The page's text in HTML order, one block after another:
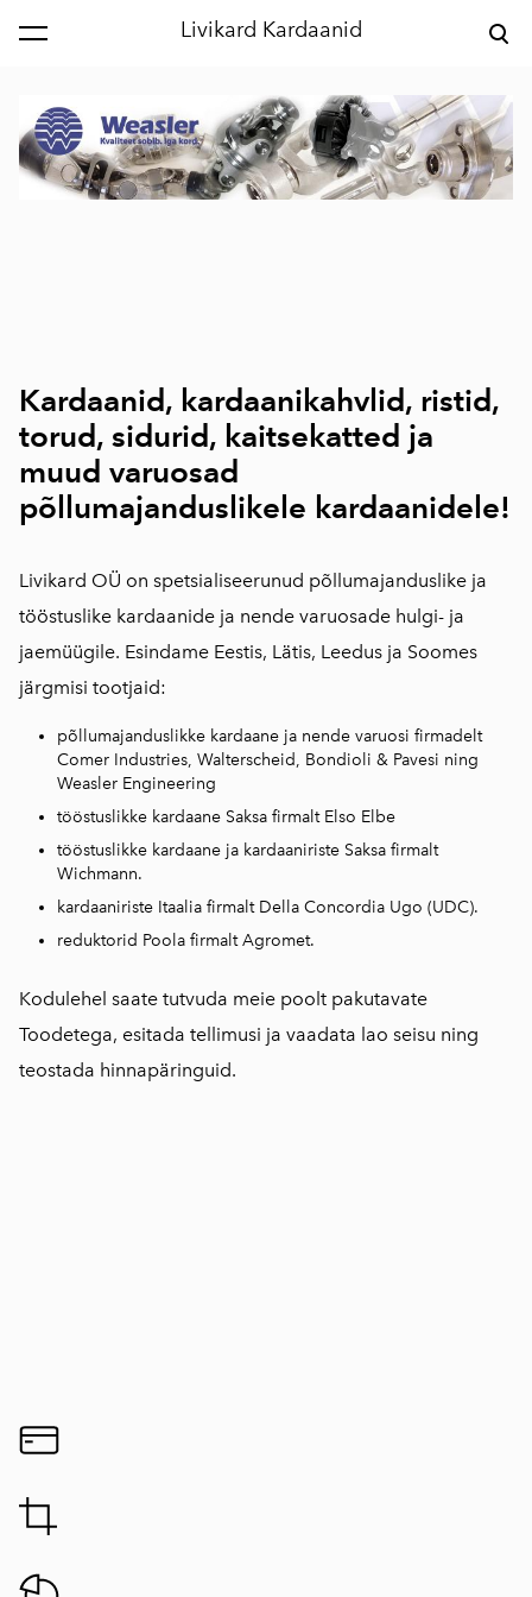
Livikard Kardaanid
lisati ostukorvi. Vaata ostukorvi
Kardaanid, kardaanikahvlid, ristid,
torud, sidurid, kaitsekatted ja
muud varuosad
põllumajanduslikele kardaanidele!
Livikard OÜ on spetsialiseerunud põllumajanduslike ja
tööstuslike kardaanide ja nende varuosade hulgi- ja
jaemüügile. Esindame Eestis, Lätis, Leedus ja Soomes
järgmisi tootjaid:
põllumajanduslikke kardaane ja nende varuosi firmadelt
Comer Industries, Walterscheid, Bondioli & Pavesi ning
Weasler Engineering
tööstuslikke kardaane Saksa firmalt Elso Elbe
tööstuslikke kardaane ja kardaaniriste Saksa firmalt
Wichmann.
kardaaniriste Itaalia firmalt Della Concordia Ugo (UDC).
reduktorid Poola firmaltAgromet.
Kodulehel saate tutvuda meie poolt pakutavate
Toodetega, esitada tellimusi ja vaadata lao seisu ning
teostada hinnapäringuid.